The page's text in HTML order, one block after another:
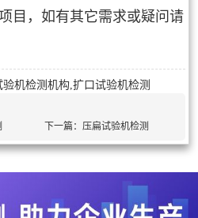
目，如有其它需求或疑问请
机检测机构,扩口试验机检测
下一篇：压扁试验机检测